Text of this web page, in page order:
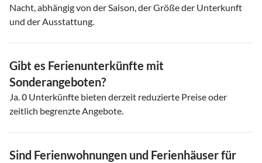
Nacht, abhängig von der Saison, der Größe der Unterkunft
und der Ausstattung.
Gibt es Ferienunterkünfte mit
Sonderangeboten?
Ja.0 Unterkünfte bieten derzeit reduzierte Preise oder
zeitlich begrenzte Angebote.
Sind Ferienwohnungen und Ferienhäuser für